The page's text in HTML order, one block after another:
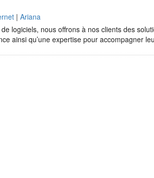
| Ariana
logiciels, nous offrons à nos clients des
ainsi qu’une expertise pour accompagner